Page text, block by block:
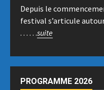
Depuis le
festival s’articule autour
. . . . . .suite
PROGRAMME 2026